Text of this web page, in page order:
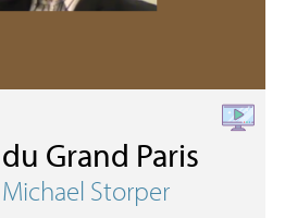
Grand Paris
Storper